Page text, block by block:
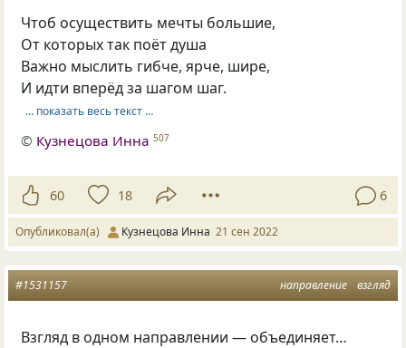
Чтоб осуществить мечты большие,
От которых так поёт душа
Важно мыслить гибче, ярче, шире,
И идти вперёд за шагом шаг.
… показать весь текст …
© Кузнецова Инна 507
60 18 6
Опубликовал(а) Кузнецова Инна 21 сен 2022
направление взгляд
#1531157
Взгляд в одном направлении — объединяет…